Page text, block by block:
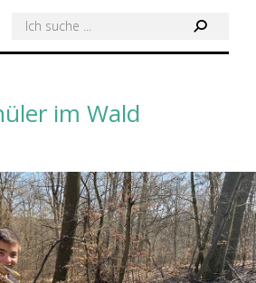
Search:
im Wald